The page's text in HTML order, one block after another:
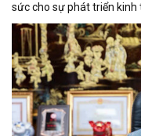
sức cho sự phát triển kinh
đồng nghiệp, đối tác, bạn
kính trọng, nể phục.